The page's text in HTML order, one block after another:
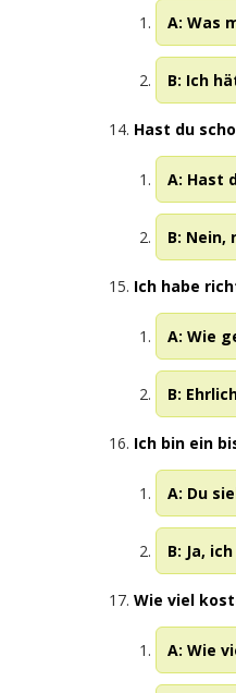
A: Was
B: Ich
Hast du
A: Hast
B: Nein,
Ich habe
A: Wie
B:
Ich bin ein
A: Du
B: Ja,
Wie viel
A: Wie